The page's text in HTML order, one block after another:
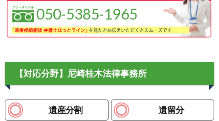
050-5385-1965
【対応分野】尼崎桂木法律事務所
遺産分割 遺留分